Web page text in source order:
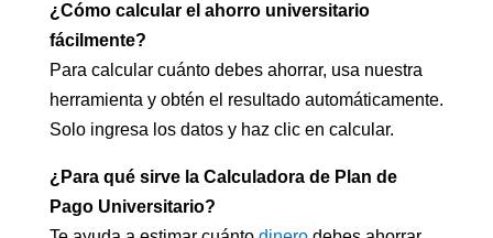
¿Cómo calcular el ahorro universitario
fácilmente?
Para calcular cuánto debes ahorrar, usa nuestra
herramienta y obtén el resultado automáticamente.
Solo ingresa los datos y haz clic en calcular.
¿Para qué sirve la Calculadora de Plan de
Pago Universitario?